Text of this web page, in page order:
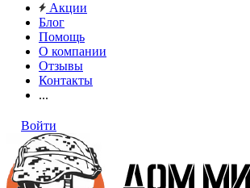
Акции
Блог
Помощь
О компании
Отзывы
Контакты
...
Войти